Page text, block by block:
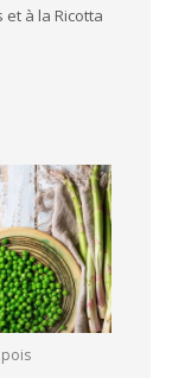
et à la Ricotta